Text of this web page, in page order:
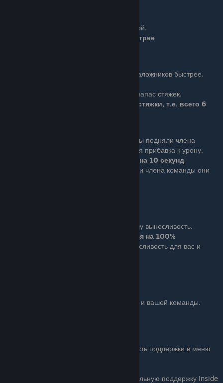
Бонус: Ускоряет взаимодействие с аптечкой.
Скорость взаимодействия на 20% быстрее
Basic (1 очко): Вы связываете заложников быстрее.
Ace (3 очка): Увеличивает ваш запас стяжек.
Дает вам 4 дополнительные стяжки, т.е. всего 6
Basic (1 очко): После того, как вы подняли члена
команды, вам дается временная прибавка к урону.
25% дополнительного урона на 10 секунд
Ace (3 очка): При спасении вами члена команды они
Basic (1 очко): Увеличивает вашу выносливость.
Выносливость увеличивается на 100%
Ace (3 очка): Увеличивает выносливость для вас и
Бонус: Увеличивает выносливость для вас и вашей команды.
Basic (1 очко): Снижает стоимость поддержки в меню
Ace (3 очка): Добавляет специальную поддержку Inside